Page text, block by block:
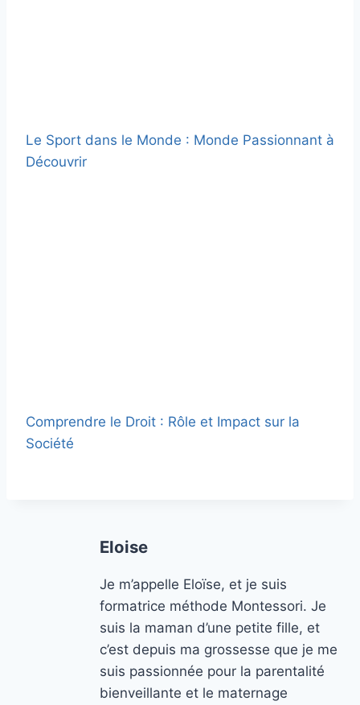
Le Sport dans le Monde : Monde Passionnant à
Découvrir
Comprendre le Droit : Rôle et Impact sur la
Société
Eloise
Je m’appelle Eloïse, et je suis
formatrice méthode Montessori. Je
suis la maman d’une petite fille, et
c’est depuis ma grossesse que je me
suis passionnée pour la parentalité
bienveillante et le maternage